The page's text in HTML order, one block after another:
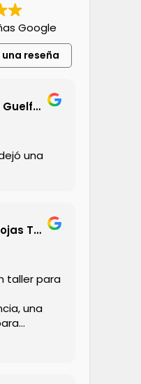
Google
una reseña
Alejandro Guelfand
una
Patricia Rojas Tornini
taller para
una